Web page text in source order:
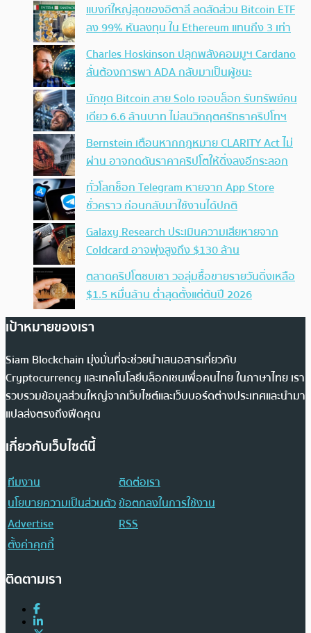
แบงก์ใหญ่สุดของอิตาลี ลดสัดส่วน Bitcoin ETF
ลง 99% หันลงทุน ใน Ethereum แทนถึง 3 เท่า
Charles Hoskinson ปลุกพลังคอมมูฯ Cardano
ลั่นต้องการพา ADA กลับมาเป็นผู้ชนะ
นักขุด Bitcoin สาย Solo เจอบล็อก รับทรัพย์คน
เดียว 6.6 ล้านบาท ไม่สนวิกฤตศรัทธาคริปโทฯ
Bernstein เตือนหากกฎหมาย CLARITY Act ไม่
ผ่าน อาจกดดันราคาคริปโตให้ดิ่งลงอีกระลอก
ทั่วโลกช็อก Telegram หายจาก App Store
ชั่วคราว ก่อนกลับมาใช้งานได้ปกติ
Galaxy Research ประเมินความเสียหายจาก
Coldcard อาจพุ่งสูงถึง $130 ล้าน
ตลาดคริปโตซบเซา วอลุ่มซื้อขายรายวันดิ่งเหลือ
$1.5 หมื่นล้าน ต่ำสุดตั้งแต่ต้นปี 2026
เป้าหมายของเรา
Siam Blockchain มุ่งมั่นที่จะช่วยนำเสนอสารเกี่ยวกับ
Cryptocurrency และเทคโนโลยีบล็อกเชนเพื่อคนไทย ในภาษาไทย เรา
รวบรวมข้อมูลส่วนใหญ่จากเว็บไซต์และเว็บบอร์ดต่างประเทศและนำมา
แปลส่งตรงถึงฟีดคุณ
เกี่ยวกับเว็บไซต์นี้
ทีมงาน
ติดต่อเรา
นโยบายความเป็นส่วนตัวข้อตกลงในการใช้งาน
Advertise
RSS
ตั้งค่าคุกกี้
ติดตามเรา